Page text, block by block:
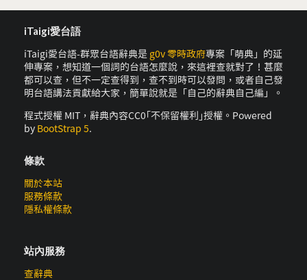
iTaigi愛台語
iTaigi愛台語-群眾台語辭典是 g0v 零時政府專案「萌典」的延
伸專案，想知道一個詞的台語怎麼說，來這裡查就對了！甚麼
都可以查，但不一定查得到，查不到時可以發問，或者自己發
明台語講法貢獻給大家，簡單說就是「自己的辭典自己編」。
程式授權 MIT，辭典內容CC0｢不保留權利｣授權。Powered
by BootStrap 5.
條款
關於本站
服務條款
隱私權條款
站內服務
查辭典